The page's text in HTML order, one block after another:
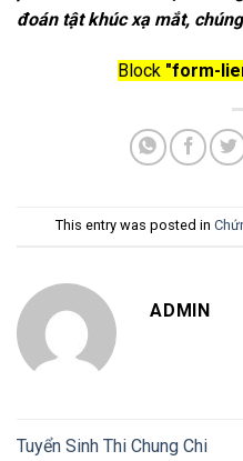
đoán tật khúc xạ mắt,
Block "form-
This entry was posted in
ADMIN
Tuyển Sinh Thi Chung Chi